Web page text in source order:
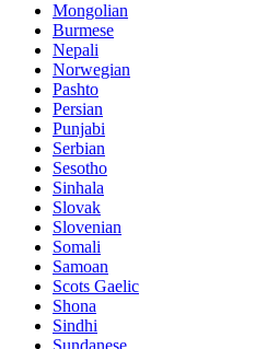
Mongolian
Burmese
Nepali
Norwegian
Pashto
Persian
Punjabi
Serbian
Sesotho
Sinhala
Slovak
Slovenian
Somali
Samoan
Scots Gaelic
Shona
Sindhi
Sundanese